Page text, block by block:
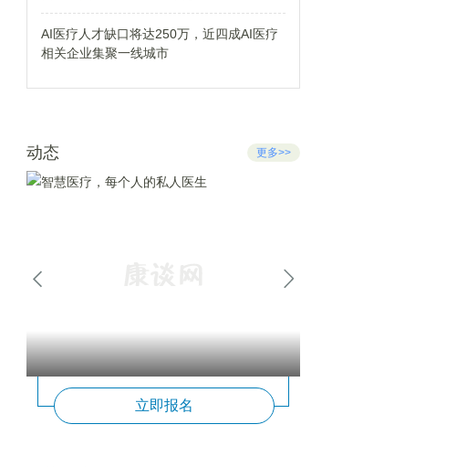
AI医疗人才缺口将达250万，近四成AI医疗
相关企业集聚一线城市
动态 更多>>
立即报名